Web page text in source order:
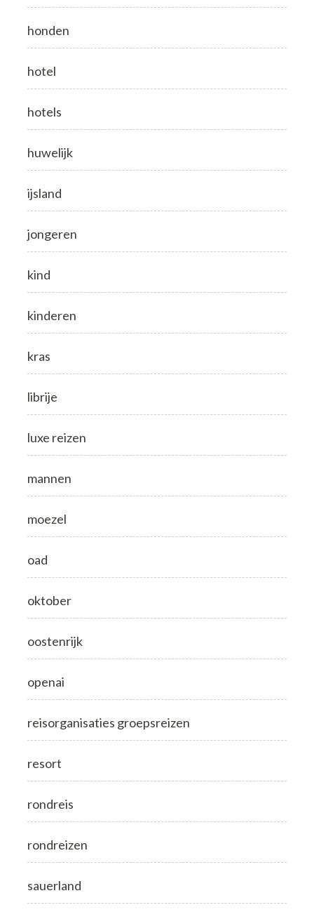
honden
hotel
hotels
huwelijk
ijsland
jongeren
kind
kinderen
kras
librije
luxe reizen
mannen
moezel
oad
oktober
oostenrijk
openai
reisorganisaties groepsreizen
resort
rondreis
rondreizen
sauerland